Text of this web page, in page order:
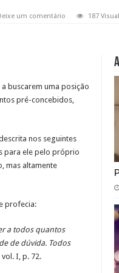
um comentário 187
buscarem uma posição
pré-concebidos,
nos seguintes
para ele pelo próprio
mas altamente
profecia:
a todos quantos
de dúvida. Todos
I, p. 72.